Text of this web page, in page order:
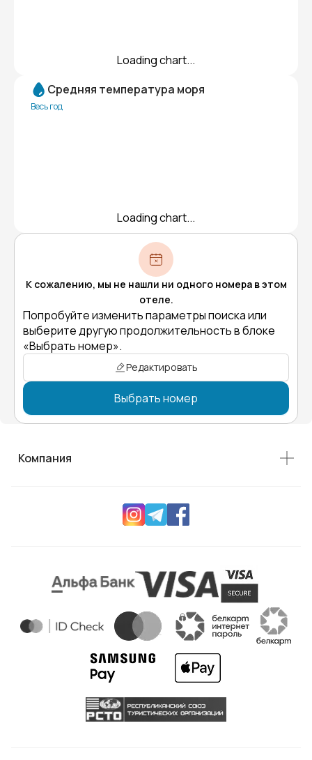
Loading chart...
Средняя температура моря
Весь год
Loading chart...
К сожалению, мы не нашли ни одного номера в этом
отеле.
Попробуйте изменить параметры поиска или
выберите другую продолжительность в блоке
«Выбрать номер».
Редактировать
Выбрать номер
Компания